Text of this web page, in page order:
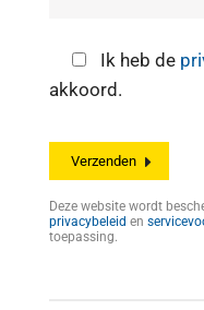
Ik heb de
akkoord.
Deze website wordt
privacybeleid en
toepassing.